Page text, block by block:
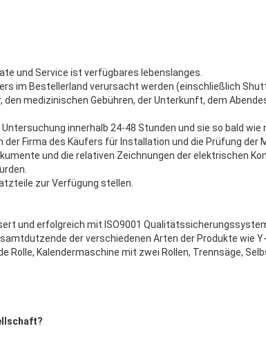
und Service ist verfügbares lebenslanges.
im Bestellerland verursacht werden (einschließlich
den medizinischen Gebühren, der Unterkunft, dem
innerhalb 24-48 Stunden und sie so bald wie
Firma des Käufers für Installation und die Prüfung der
und die relativen Zeichnungen der elektrischen
zur Verfügung stellen.
und erfolgreich mit ISO9001
der verschiedenen Arten der Produkte wie
Rolle, Kalendermaschine mit zwei Rollen, Trennsäge,